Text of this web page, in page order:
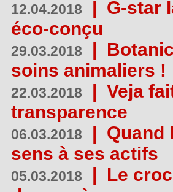
12.04.2018 | G-star
éco-conçu
29.03.2018 |
soins animaliers !
22.03.2018 | Veja
transparence
06.03.2018 | Quand
sens à ses actifs
05.03.2018 | Le